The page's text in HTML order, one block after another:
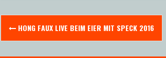
Post
navigation
HONG FAUX LIVE BEIM EIER MIT SPECK 2016